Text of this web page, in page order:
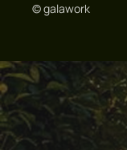
© galawork